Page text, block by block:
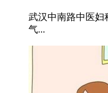
武汉中南路中医妇
气...